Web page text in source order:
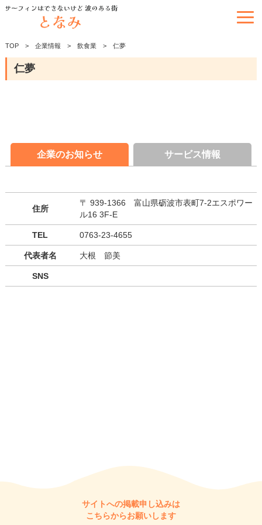
TOP 企業情報 飲食業 仁夢
仁夢
企業のお知らせ サービス情報
住所
〒 939-1366 富山県砺波市表町7-2エスポワー
ル16 3F-E
TEL 0763-23-4655
代表者名 大根 節美
SNS
サイトへの掲載申し込みは
こちらからお願いします